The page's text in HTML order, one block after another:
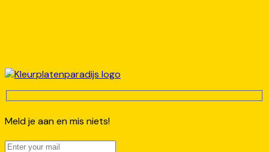
Meld je aan en mis niets!